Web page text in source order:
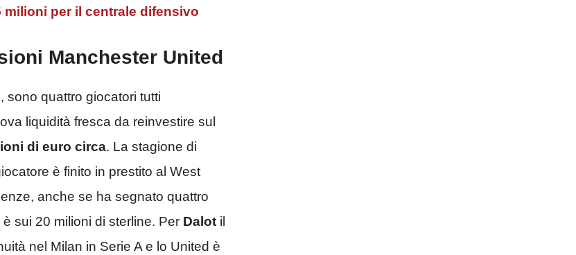
milioni per il centrale difensivo
Manchester United
sono quattro giocatori tutti
liquidità fresca da reinvestire sul
di euro circa. La stagione di
è finito in prestito al West
anche se ha segnato quattro
sui 20 milioni di sterline. Per Dalot il
nel Milan in Serie A e lo United è